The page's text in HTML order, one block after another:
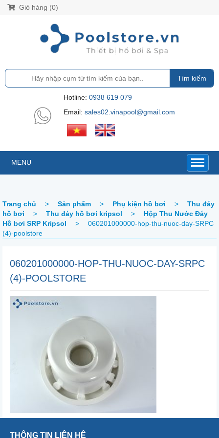
Giỏ hàng (0)
Tìm kiếm
Hotline: 0938 619 079
Email: sales02.vinapool@gmail.com
MENU
Trang chủ > Sản phẩm > Phụ kiện hồ bơi >
Thu đáy
hồ bơi
> Thu đáy hồ bơi kripsol >
Hộp Thu Nước Đáy
Hồ bơi SRP Kripsol
>
060201000000-hop-thu-nuoc-day-SRPC
(4)-poolstore
060201000000-HOP-THU-NUOC-DAY-SRPC
(4)-POOLSTORE
THÔNG TIN LIÊN HỆ